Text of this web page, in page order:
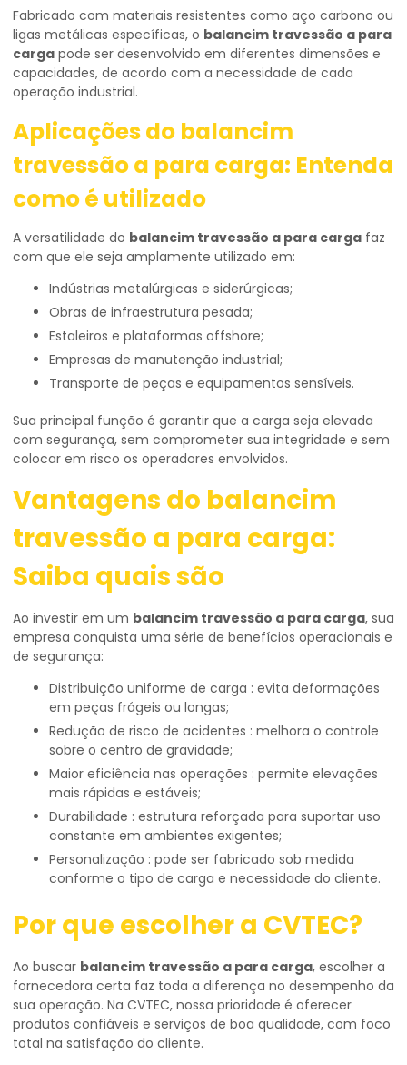
Fabricado com materiais resistentes como aço carbono ou
ligas metálicas específicas, o balancim travessão a para
carga pode ser desenvolvido em diferentes dimensões e
capacidades, de acordo com a necessidade de cada
operação industrial.
Aplicações do balancim
travessão a para carga: Entenda
como é utilizado
A versatilidade do balancim travessão a para carga faz
com que ele seja amplamente utilizado em:
Indústrias metalúrgicas e siderúrgicas;
Obras de infraestrutura pesada;
Estaleiros e plataformas offshore;
Empresas de manutenção industrial;
Transporte de peças e equipamentos sensíveis.
Sua principal função é garantir que a carga seja elevada
com segurança, sem comprometer sua integridade e sem
colocar em risco os operadores envolvidos.
Vantagens do balancim
travessão a para carga:
Saiba quais são
Ao investir em um balancim travessão a para carga, sua
empresa conquista uma série de benefícios operacionais e
de segurança:
Distribuição uniforme de carga : evita deformações
em peças frágeis ou longas;
Redução de risco de acidentes : melhora o controle
sobre o centro de gravidade;
Maior eficiência nas operações : permite elevações
mais rápidas e estáveis;
Durabilidade : estrutura reforçada para suportar uso
constante em ambientes exigentes;
Personalização : pode ser fabricado sob medida
conforme o tipo de carga e necessidade do cliente.
Por que escolher a CVTEC?
Ao buscar balancim travessão a para carga, escolher a
fornecedora certa faz toda a diferença no desempenho da
sua operação. Na CVTEC, nossa prioridade é oferecer
produtos confiáveis e serviços de boa qualidade, com foco
total na satisfação do cliente.